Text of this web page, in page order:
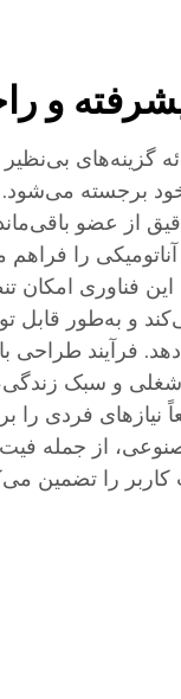
و
گزینه‌های
خود برجسته
از عضو
را
این فناوری امکان
و به‌طور قابل
فرآیند طراحی
و سبک
فردی را
از جمله فیت
را تضمین